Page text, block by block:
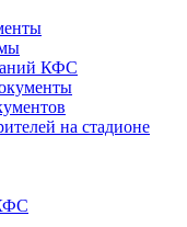
КФС
на стадионе